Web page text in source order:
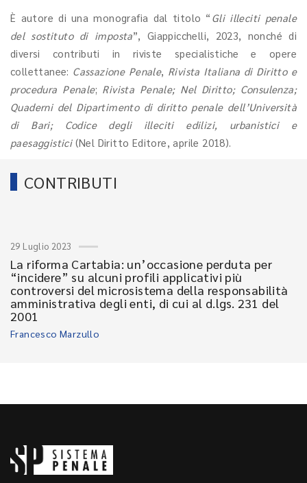
È autore di una monografia dal titolo “ Gli illeciti penale
del sostituto di imposta”, Giappicchelli, 2023, nonché di
diversi contributi in riviste specialistiche e opere
collettanee: Cassazione Penale, Rivista Italiana di Diritto e
procedura Penale; Rivista Penale; Nel Diritto; Consulenza;
Quaderni del Dipartimento di diritto penale dell’Università
di Bari; Codice degli illeciti edilizi, urbanistici e
paesaggistici (Nel Diritto Editore, aprile 2018).
CONTRIBUTI
29 Luglio 2023
La riforma Cartabia: un’occasione perduta per
“incidere” su alcuni profili applicativi più
controversi del microsistema della responsabilità
amministrativa degli enti, di cui al d.lgs. 231 del
2001
Francesco Marzullo